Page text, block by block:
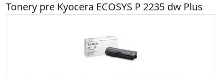
Tonery pre Kyocera ECOSYS P 2235 dw Plus